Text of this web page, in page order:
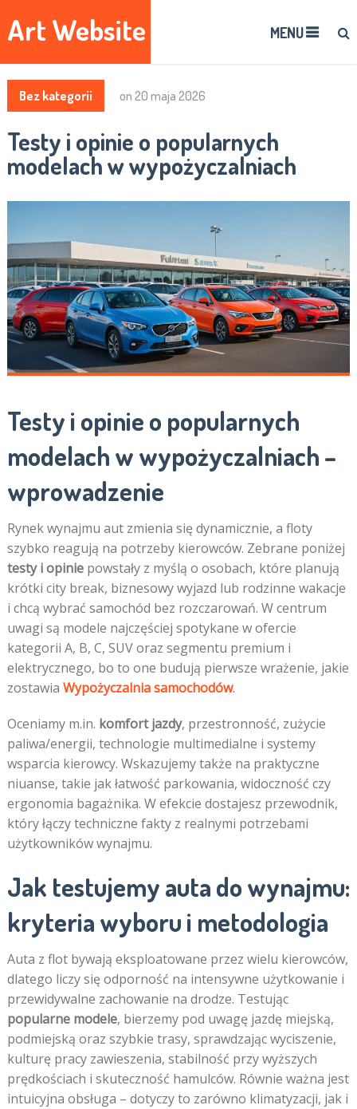
Art Website MENU
Bez kategorii on 20 maja 2026
Testy i opinie o popularnych
modelach w wypożyczalniach
Testy i opinie o popularnych
modelach w wypożyczalniach –
wprowadzenie
Rynek wynajmu aut zmienia się dynamicznie, a floty
szybko reagują na potrzeby kierowców. Zebrane poniżej
testy i opiniepowstały z myślą o osobach, które planują
krótki city break, biznesowy wyjazd lub rodzinne wakacje
i chcą wybrać samochód bez rozczarowań. W centrum
uwagi są modele najczęściej spotykane w ofercie
kategorii A, B, C, SUV oraz segmentu premium i
elektrycznego, bo to one budują pierwsze wrażenie, jakie
zostawia Wypożyczalnia samochodów.
Oceniamy m.in. komfort jazdy, przestronność, zużycie
paliwa/energii, technologie multimedialne i systemy
wsparcia kierowcy. Wskazujemy także na praktyczne
niuanse, takie jak łatwość parkowania, widoczność czy
ergonomia bagażnika. W efekcie dostajesz przewodnik,
który łączy techniczne fakty z realnymi potrzebami
użytkowników wynajmu.
Jak testujemy auta do wynajmu:
kryteria wyboru i metodologia
Auta z flot bywają eksploatowane przez wielu kierowców,
dlatego liczy się odporność na intensywne użytkowanie i
przewidywalne zachowanie na drodze. Testując
popularne modele, bierzemy pod uwagę jazdę miejską,
podmiejską oraz szybkie trasy, sprawdzając wyciszenie,
kulturę pracy zawieszenia, stabilność przy wyższych
prędkościach i skuteczność hamulców. Równie ważna jest
intuicyjna obsługa – dotyczy to zarówno klimatyzacji, jak i